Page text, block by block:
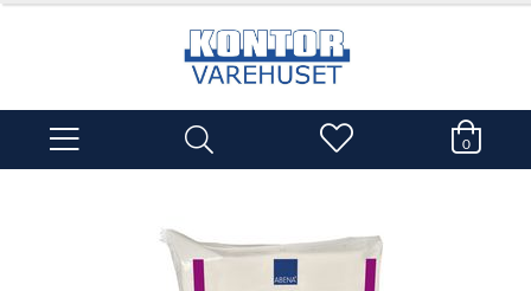
0